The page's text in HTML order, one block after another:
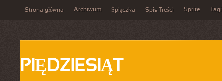
Strona główna Archiwum Śpiączka Spis Treści Sprite Tagi
PIĘDZIESIĄT